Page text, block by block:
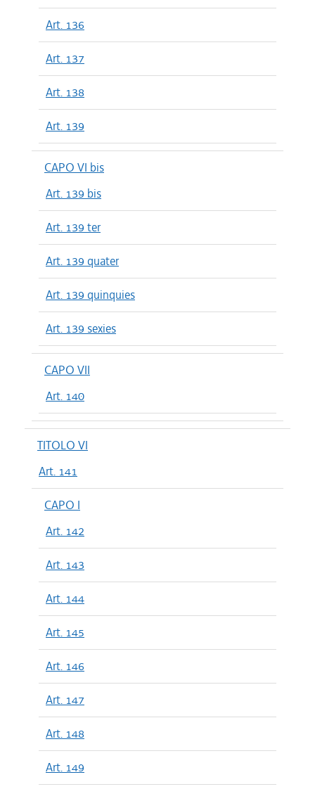
Art. 136
Art. 137
Art. 138
Art. 139
CAPO VI bis
Art. 139 bis
Art. 139 ter
Art. 139 quater
Art. 139 quinquies
Art. 139 sexies
CAPO VII
Art. 140
TITOLO VI
Art. 141
CAPO I
Art. 142
Art. 143
Art. 144
Art. 145
Art. 146
Art. 147
Art. 148
Art. 149